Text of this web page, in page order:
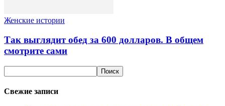
Женские истории
Так выглядит обед за 600 долларов. В общем
смотрите сами
Свежие записи